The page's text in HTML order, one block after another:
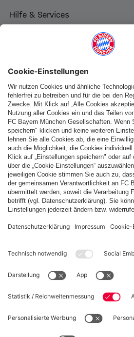
Hilfe & Services
Folge uns
Zahlung & Lieferung
FC Bayern Store App
WIDERRUF
Datenschutz
Cookie Details